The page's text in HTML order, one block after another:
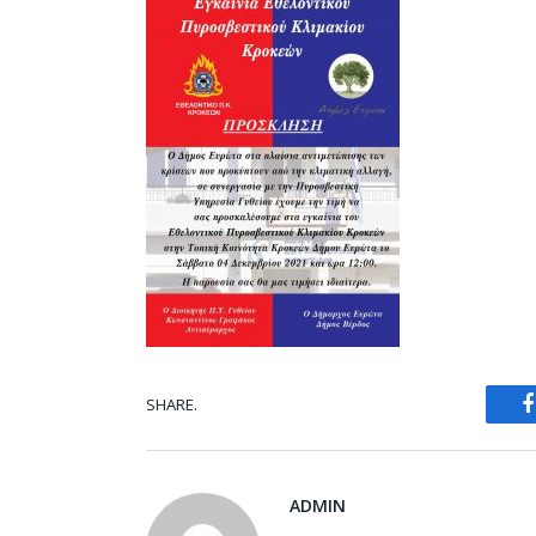
SHARE.
ADMIN